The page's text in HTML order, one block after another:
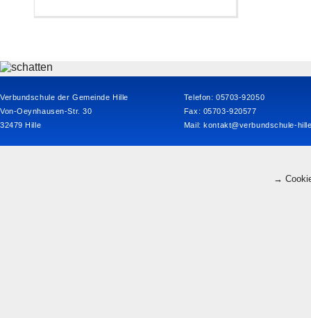
Verbundschule der Gemeinde Hille
Von-Oeynhausen-Str. 30
32479 Hille
Telefon: 05703-92050
Fax: 05703-920577
Mail:kontakt@verbundschule-
→